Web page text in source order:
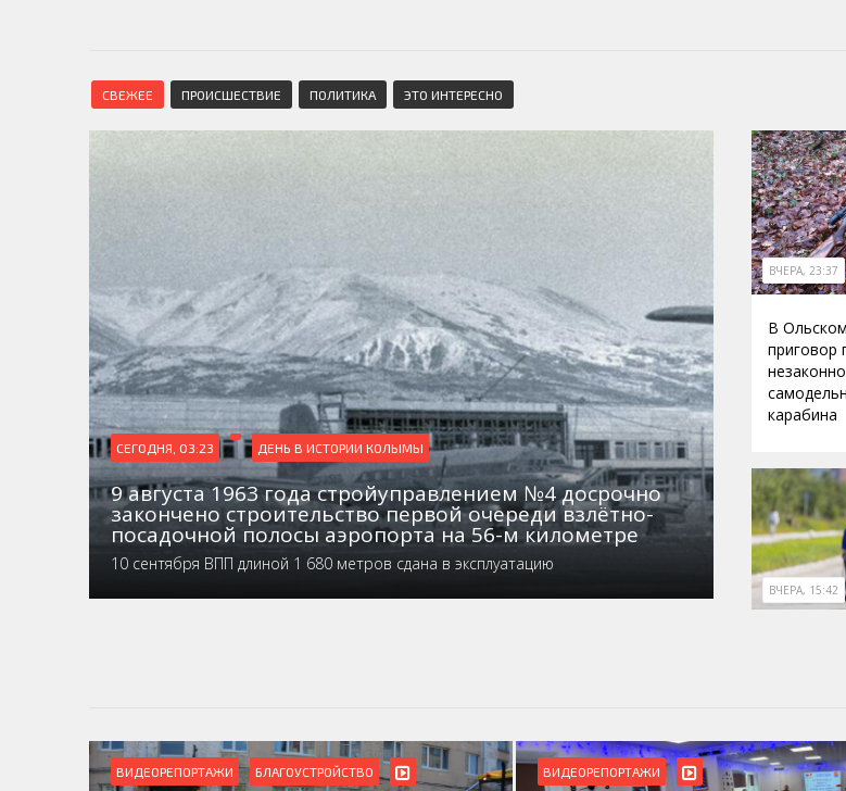
СВЕЖЕЕ ПРОИСШЕСТВИЕ ПОЛИТИКА ЭТО ИНТЕРЕСНО
СЕГОДНЯ, 03:23 ДЕНЬ В ИСТОРИИ КОЛЫМЫ
9 августа 1963 года стройуправлением №4 досрочно
закончено строительство первой очереди взлётно-
посадочной полосы аэропорта на 56-м километре
10 сентября ВПП длиной 1 680 метров сдана в эксплуатацию
ВЧЕРА, 23:37
В
приговор
карабина
ВЧЕРА, 15:42
ВИДЕОРЕПОРТАЖИ БЛАГОУСТРОЙСТВО ВИДЕОРЕПОРТАЖИ